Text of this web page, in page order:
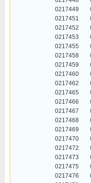
0217449
0217451
0217452
0217453
0217455
0217458
0217459
0217460
0217462
0217465
0217466
0217467
0217468
0217469
0217470
0217472
0217473
0217475
0217476